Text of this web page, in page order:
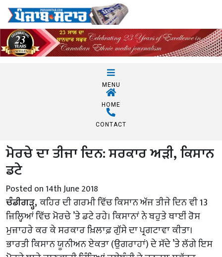
MENU
HOME
CONTACT
ਮੋਰਚੇ ਦਾ ਤੀਜਾ ਦਿਨ: ਸਰਕਾਰ ਅੜੀ, ਕਿਸਾਨ
ਡਟੇ
Posted on 14th June 2018
ਚੰਡੀਗੜ੍ਹ,ਕਹਿਰ ਦੀ ਗਰਮੀ ਵਿੱਚ ਕਿਸਾਨ ਅੱਜ ਤੀਜੇ ਦਿਨ ਵੀ 13
ਜ਼ਿਲ੍ਹਿਆਂ ਵਿੱਚ ਮੋਰਚੇ ’ਤੇ ਡਟੇ ਰਹੇ। ਕਿਸਾਨਾਂ ਨੇ ਬਹੁਤੇ ਥਾਈਂ ਰੋਸ
ਮੁਜ਼ਾਹਰੇ ਕਰ ਕੇ ਸਰਕਾਰ ਖ਼ਿਲਾਫ਼ ਗੁੱਸੇ ਦਾ ਪ੍ਰਗਟਾਵਾ ਕੀਤਾ।
ਭਾਰਤੀ ਕਿਸਾਨ ਯੂਨੀਅਨ ਏਕਤਾ (ਉਗਰਾਹਾਂ) ਦੇ ਸੱਦੇ ’ਤੇ ਲੱਗੇ ਇਸ